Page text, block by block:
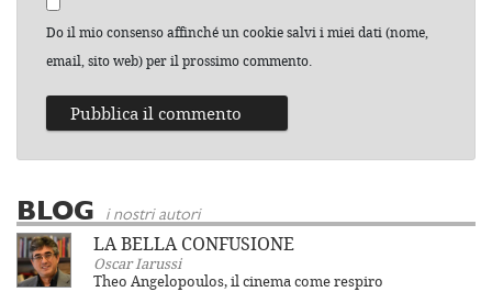
Do il mio consenso affinché un cookie salvi i miei dati (nome,
email, sito web) per il prossimo commento.
BLOG i nostri autori
LA BELLA CONFUSIONE
Oscar Iarussi
Theo Angelopoulos, il cinema come respiro